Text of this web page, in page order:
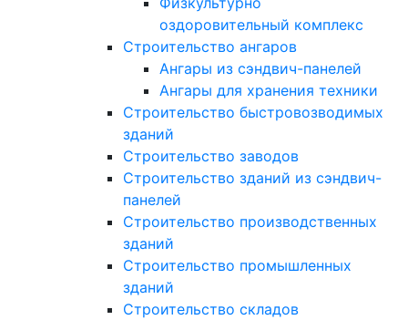
оздоровительный комплекс
Строительство ангаров
Ангары из сэндвич-панелей
Ангары для хранения техники
Строительство быстровозводимых
зданий
Строительство заводов
Строительство зданий из сэндвич-
панелей
Строительство производственных
зданий
Строительство промышленных
зданий
Строительство складов